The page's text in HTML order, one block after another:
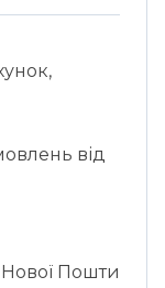
від
Пошти